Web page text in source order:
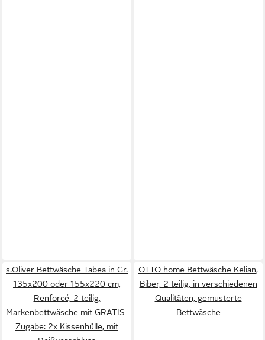
s.Oliver Bettwäsche Tabea in Gr.
135x200 oder 155x220 cm,
Renforcé, 2 teilig,
Markenbettwäsche mit GRATIS-
Zugabe: 2x Kissenhülle, mit
OTTO home Bettwäsche Kelian,
Biber, 2 teilig, in verschiedenen
Qualitäten, gemusterte
Bettwäsche